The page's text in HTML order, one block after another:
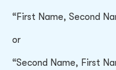
“First Name, Second
or
“Second Name, First